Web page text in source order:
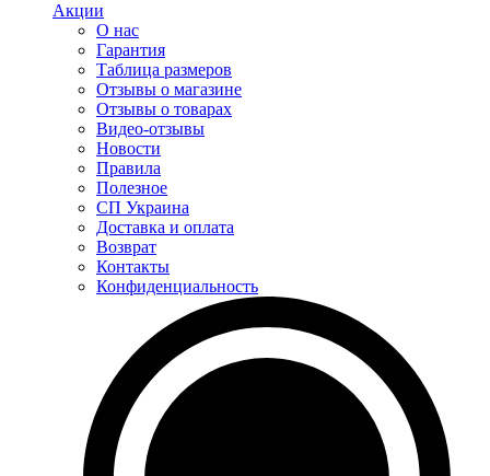
Акции
О нас
Гарантия
Таблица размеров
Отзывы о магазине
Отзывы о товарах
Видео-отзывы
Новости
Правила
Полезное
СП Украина
Доставка и оплата
Возврат
Контакты
Конфиденциальность